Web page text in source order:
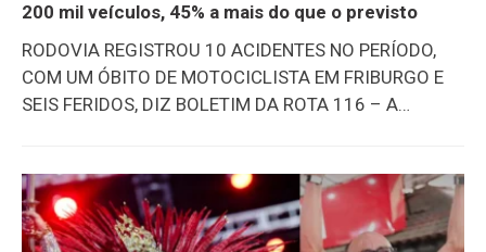
200 mil veículos, 45% a mais do que o previsto
RODOVIA REGISTROU 10 ACIDENTES NO PERÍODO,
COM UM ÓBITO DE MOTOCICLISTA EM FRIBURGO E
SEIS FERIDOS, DIZ BOLETIM DA ROTA 116 – A
realizada durante o período de Carnaval na Rodovia
RJ-116 (Itaboraí – Nova Friburgo – Macuco). Entre
sexta-feira (13) e a quarta-feira de Cinzas (18), 204